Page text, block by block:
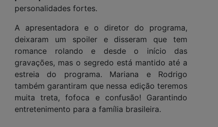
personalidades fortes.
A apresentadora e o diretor do programa,
deixaram um spoiler e disseram que tem
romance rolando e desde o início das
gravações, mas o segredo está mantido até a
estreia do programa. Mariana e Rodrigo
também garantiram que nessa edição teremos
muita treta, fofoca e confusão! Garantindo
entretenimento para a família brasileira.